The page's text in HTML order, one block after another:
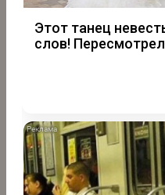
Этот танец
слов!